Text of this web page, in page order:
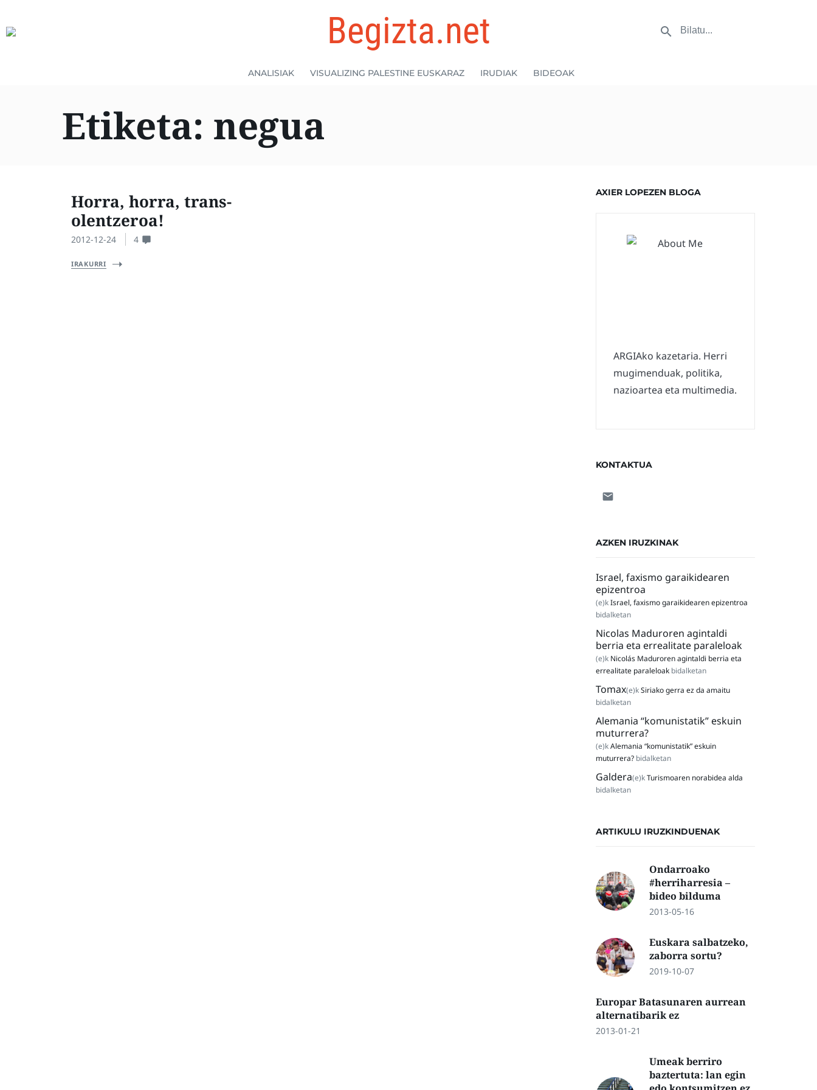
Begizta.net
ANALISIAK VISUALIZING PALESTINE EUSKARAZ IRUDIAK BIDEOAK
Etiketa: negua
Horra, horra, trans-
olentzeroa!
2012-12-24 4
IRAKURRI
AXIER LOPEZEN BLOGA
ARGIAko kazetaria. Herri
mugimenduak, politika,
nazioartea eta multimedia.
KONTAKTUA
AZKEN IRUZKINAK
Israel, faxismo garaikidearen
epizentroa
(e)kIsrael, faxismo garaikidearen epizentroa
bidalketan
Nicolas Maduroren agintaldi
berria eta errealitate paraleloak
(e)k Nicolás Maduroren agintaldi berria eta
errealitate paraleloakbidalketan
Tomax(e)kSiriako gerra ez da amaitu
bidalketan
Alemania “komunistatik” eskuin
muturrera?
(e)kAlemania “komunistatik” eskuin
muturrera?bidalketan
Galdera(e)kTurismoaren norabidea alda
bidalketan
ARTIKULU IRUZKINDUENAK
Ondarroako
#herriharresia –
bideo bilduma
2013-05-16
Euskara salbatzeko,
zaborra sortu?
2019-10-07
Europar Batasunaren aurrean
alternatibarik ez
2013-01-21
Umeak berriro
baztertuta: lan egin